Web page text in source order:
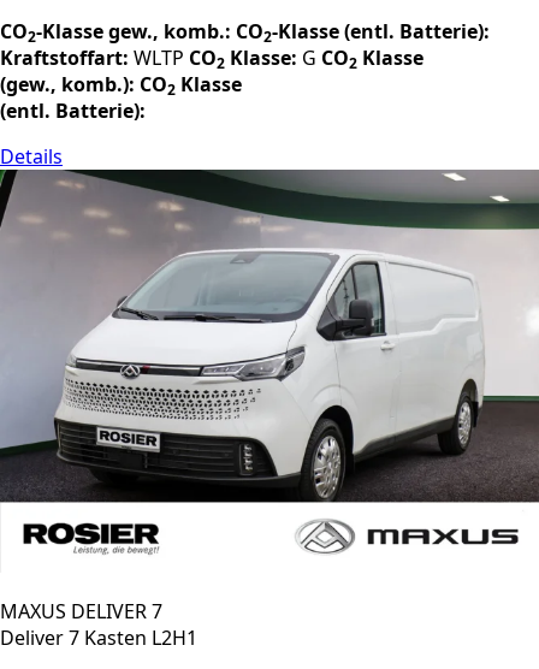
CO2-Klasse gew., komb.: CO2-Klasse (entl. Batterie):
Kraftstoffart: WLTP CO2 Klasse: G CO2 Klasse
(gew., komb.): CO2 Klasse
(entl. Batterie):
Details
MAXUS DELIVER 7
Deliver 7 Kasten L2H1